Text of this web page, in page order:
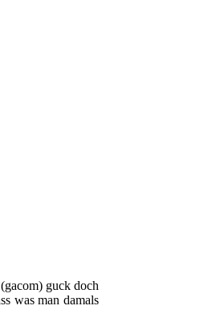
guck doch
was man damals